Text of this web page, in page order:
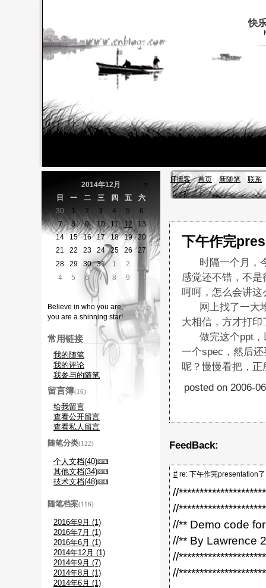
快
IT博客 首页 新随笔 联系
下午作完
时隔一个月，今
感觉还不错，不
呵呵，怎么会讲
网上找了一大堆
大相信，方才打
做完这个ppt，
一个spec，然后
呢？慢慢看把，
posted on 2006-
FeedBack:
# re: 下午作完presentation了
//
//
//** Demo code
//** By Lawrence
//
//
2014年12月
>
日
一 二 三 四 五
六
30
1 2 3 4 5
6
7
8 9 10 11 12
13
14
15 16 17 18 19
20
21
22 23 24 25 26
27
28
29 30 31 1 2
4
5 6 7 8 9 10
Believe in who you are,
you are a shinning star!
常用链接
我的随笔
我的评论
我参与的随笔
留言簿(16)
给我留言
查看公开留言
查看私人留言
随笔分类(122)
个人文档(40)
其他文档(34)
技术文档(48)
随笔档案(116)
2016年9月 (1)
2016年7月 (1)
2016年6月 (1)
2014年12月 (1)
2014年9月 (7)
2014年8月 (1)
2014年6月 (1)